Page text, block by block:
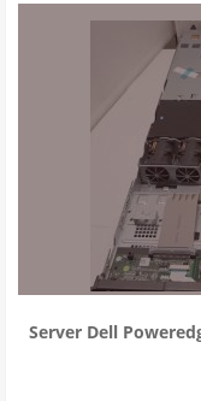
Server Dell